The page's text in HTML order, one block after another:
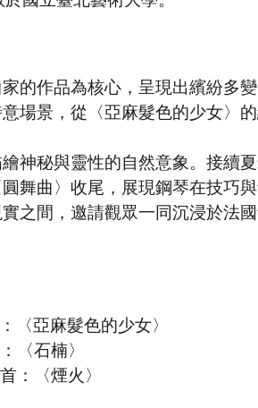
的作品為核心，呈現出繽紛多
場景，從〈亞麻髮色的少女〉
神秘與靈性的自然意象。接續
舞曲〉收尾，展現鋼琴在技巧與
之間，邀請觀眾一同沉浸於法
〈亞麻髮色的少女〉
〈石楠〉
：〈煙火〉